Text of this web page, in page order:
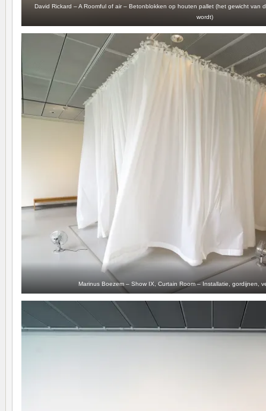
David Rickard – A Roomful of air – Betonblokken op houten pallet (het gewicht van
wordt)
Marinus Boezem – Show IX, Curtain Room – Installatie, gordijnen,